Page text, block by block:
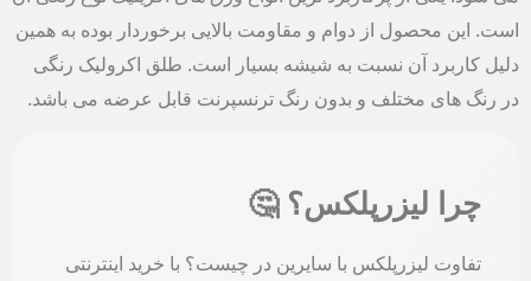
است. این محصول از دوام و مقاومت بالایی برخوردار بوده به همین
دلیل کاربرد آن نسبت به شیشه بسیار است. طلق اکرولیک رنگی
در رنگ ‌های مختلف و بدون رنگ ترنسپرنت قابل عرضه می باشد.
چرا لیزرپلکس؟ 🤔
تفاوت لیزرپلکس با سایرین در چیست؟ با خرید اینترنتی